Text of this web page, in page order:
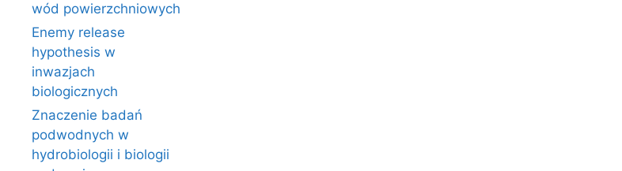
wód powierzchniowych
Enemy release
hypothesis w
inwazjach
biologicznych
Znaczenie badań
podwodnych w
hydrobiologii i biologii